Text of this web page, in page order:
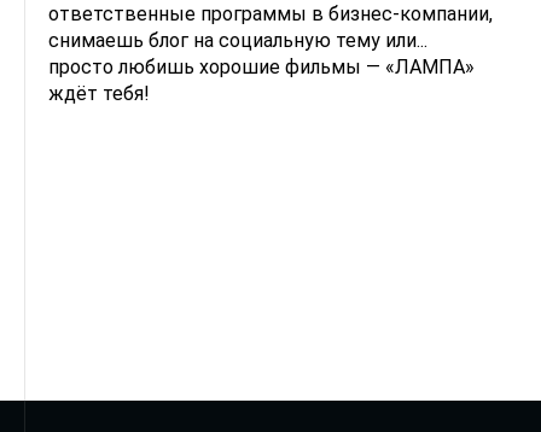
ответственные программы в бизнес-компании,
снимаешь блог на социальную тему или...
просто любишь хорошие фильмы — «ЛАМПА»
ждёт тебя!